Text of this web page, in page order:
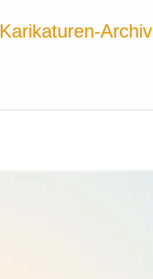
Karikaturen-Archiv